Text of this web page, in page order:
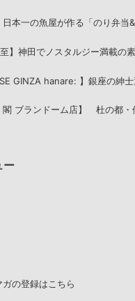
日本一の魚屋が作る「のり弁当
至】神田でノスタルジー満載の
GINZA hanare: 】銀座の紳
閣 ブランドーム店】 杜の都・
ー
の登録はこちら